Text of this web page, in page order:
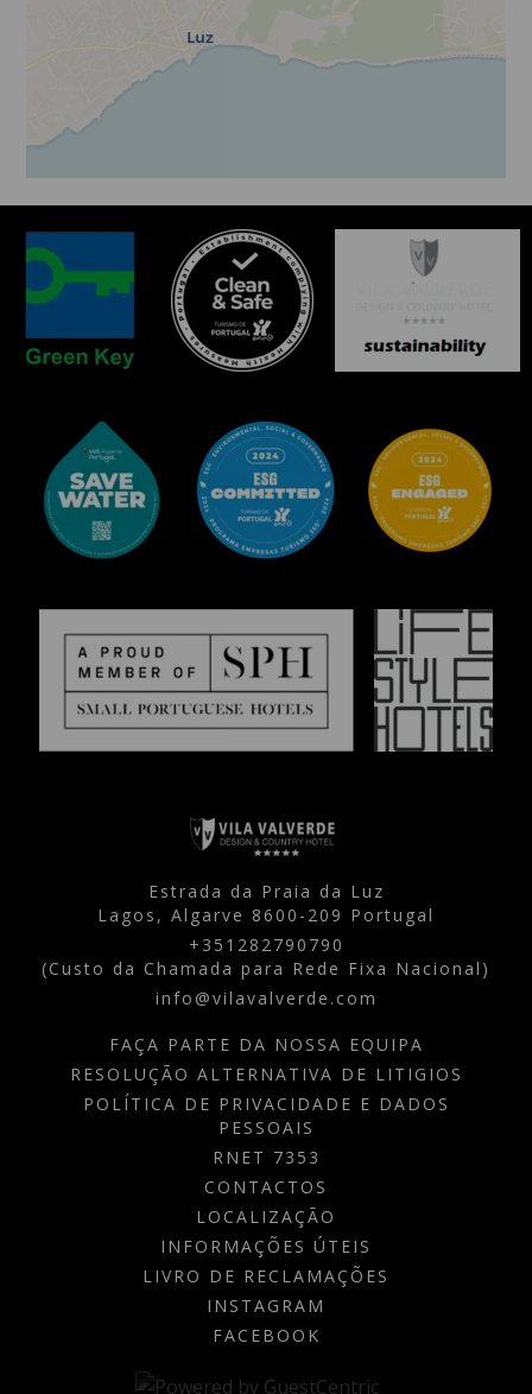
Estrada da Praia da Luz
Lagos, Algarve 8600-209 Portugal
+351282790790
(Custo da Chamada para Rede Fixa Nacional)
info@vilavalverde.com
FAÇA PARTE DA NOSSA EQUIPA
RESOLUÇÃO ALTERNATIVA DE LITIGIOS
POLÍTICA DE PRIVACIDADE E DADOS
PESSOAIS
RNET 7353
CONTACTOS
LOCALIZAÇÃO
INFORMAÇÕES ÚTEIS
LIVRO DE RECLAMAÇÕES
INSTAGRAM
FACEBOOK